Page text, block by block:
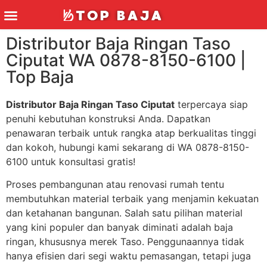
Distributor Baja Ringan Taso
Ciputat WA 0878-8150-6100 |
Top Baja
Distributor Baja Ringan Taso Ciputat terpercaya siap
penuhi kebutuhan konstruksi Anda. Dapatkan
penawaran terbaik untuk rangka atap berkualitas tinggi
dan kokoh, hubungi kami sekarang di WA 0878-8150-
6100 untuk konsultasi gratis!
Proses pembangunan atau renovasi rumah tentu
membutuhkan material terbaik yang menjamin kekuatan
dan ketahanan bangunan. Salah satu pilihan material
yang kini populer dan banyak diminati adalah baja
ringan, khususnya merek Taso. Penggunaannya tidak
hanya efisien dari segi waktu pemasangan, tetapi juga